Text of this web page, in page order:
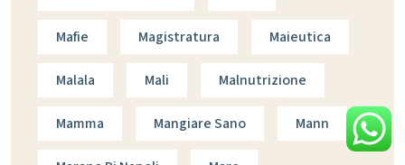
Mafie Magistratura Maieutica
Malala Mali Malnutrizione
Mamma Mangiare Sano Mann